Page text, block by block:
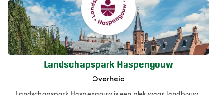
Landschapspark Haspengouw
Overheid
Landschapspark Haspengouw is een plek waar landbouw,